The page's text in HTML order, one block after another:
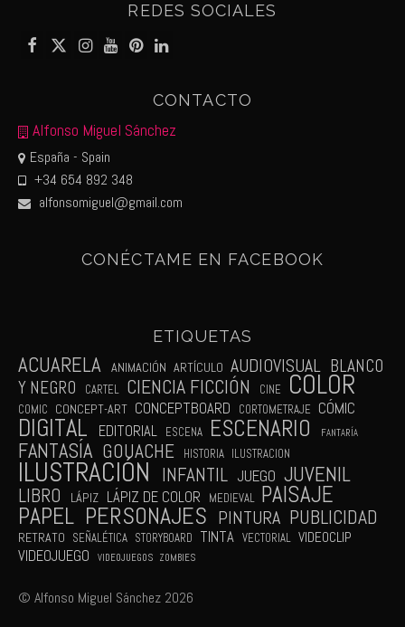
REDES SOCIALES
CONTACTO
Alfonso Miguel Sánchez
España - Spain
+34 654 892 348
alfonsomiguel@gmail.com
CONÉCTAME EN FACEBOOK
ETIQUETAS
ACUARELA ANIMACIÓN ARTÍCULO AUDIOVISUAL BLANCO
Y NEGRO
CARTEL CIENCIA FICCIÓN CINE COLOR
COMIC CONCEPT-ART CONCEPTBOARD CORTOMETRAJE CÓMIC
DIGITAL EDITORIAL ESCENA ESCENARIO FANTARÍA
FANTASÍA GOUACHE HISTORIA ILUSTRACION
ILUSTRACIÓN INFANTIL JUEGO JUVENIL
LIBRO LÁPIZ LÁPIZ DE COLOR MEDIEVAL PAISAJE
PAPEL PERSONAJES PINTURA PUBLICIDAD
RETRATO SEÑALÉTICA STORYBOARD TINTA VECTORIAL VIDEOCLIP
VIDEOJUEGO VIDEOJUEGOS ZOMBIES
© Alfonso Miguel Sánchez 2026